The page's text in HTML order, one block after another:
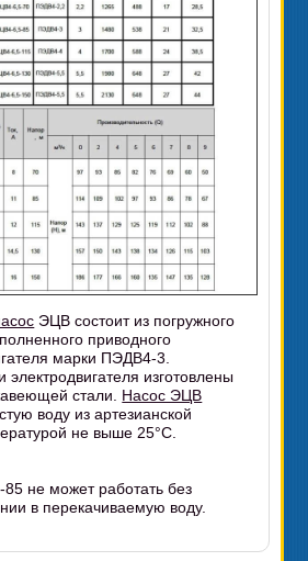
ЭЦВ состоит из погружного
приводного
марки ПЭДВ4-3.
электродвигателя изготовлены
стали. Насос ЭЦВ
воду из артезианской
не выше 25°C.
не может работать без
в перекачиваемую воду.